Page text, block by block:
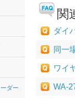
ダー
関
ダイ
同一
ワイ
WA-